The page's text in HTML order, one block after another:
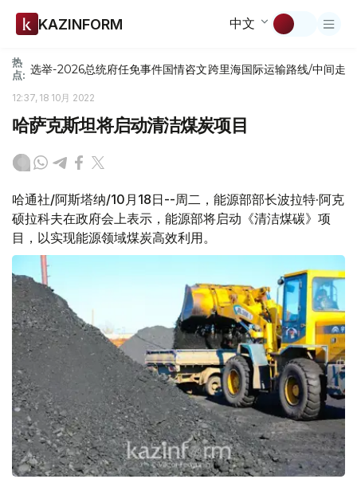
KAZINFORM 中文
热
点: 选举-2026总统府任免事件国情咨文跨里海国际运输路线/中间走廊
12:37, 18 10月 2022
哈萨克斯坦将启动清洁煤炭项目
哈通社/阿斯塔纳/10月18日--周二，能源部部长波拉特·阿克
硕拉科夫在政府会上表示，能源部将启动《清洁煤碳》项
目，以实现能源领域煤炭高效利用。